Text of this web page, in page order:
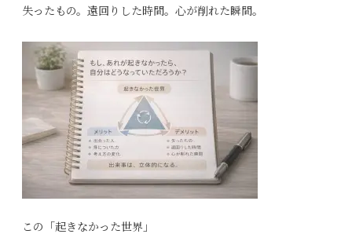
失ったもの。遠回りした時間。心が削れた瞬間。
この「起きなかった世界」